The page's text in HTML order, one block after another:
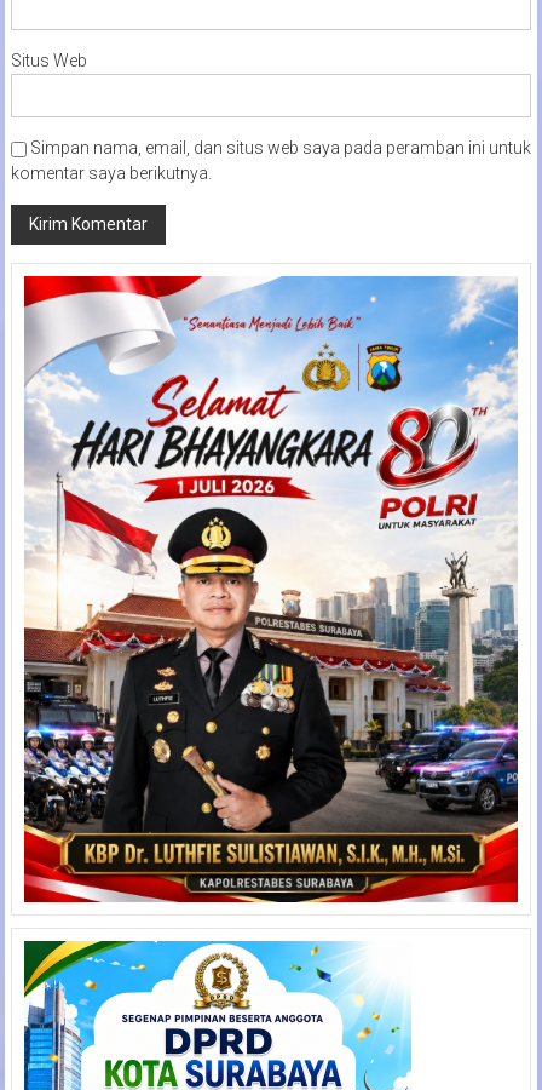
Situs Web
Simpan nama, email, dan situs web saya pada peramban ini untuk
komentar saya berikutnya.